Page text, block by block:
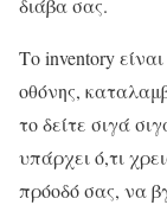
διάβα σας.
Το inventory
οθόνης,
το δείτε σιγά
υπάρχει ό,τι
πρόοδό σας, να